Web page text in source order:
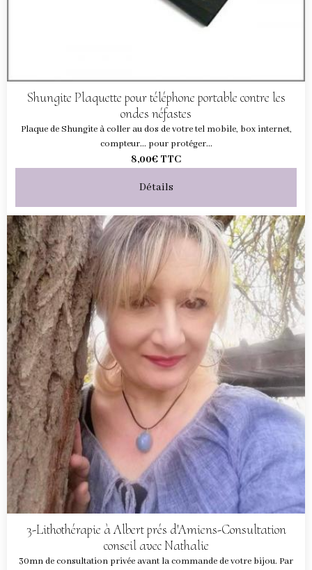
Shungite Plaquette pour téléphone portable contre les
ondes néfastes
Plaque de Shungite à coller au dos de votre tel mobile, box internet,
compteur... pour protéger...
8,00€ TTC
Détails
3-Lithothérapie à Albert prés d'Amiens-Consultation
conseil avec Nathalie
30mn de consultation privée avant la commande de votre bijou. Par